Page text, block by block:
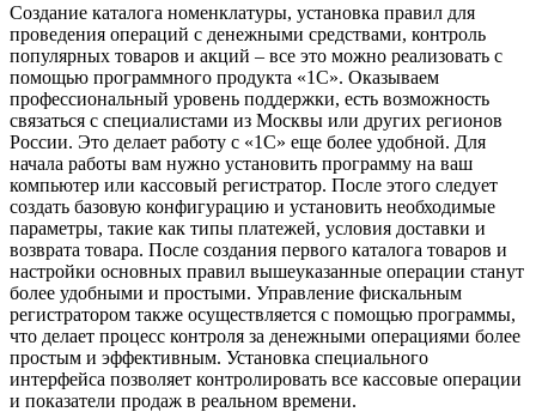
Создание каталога номенклатуры, установка правил для
проведения операций с денежными средствами, контроль
популярных товаров и акций – все это можно реализовать с
помощью программного продукта «1C». Оказываем
профессиональный уровень поддержки, есть возможность
связаться с специалистами из Москвы или других регионов
России. Это делает работу с «1C» еще более удобной. Для
начала работы вам нужно установить программу на ваш
компьютер или кассовый регистратор. После этого следует
создать базовую конфигурацию и установить необходимые
параметры, такие как типы платежей, условия доставки и
возврата товара. После создания первого каталога товаров и
настройки основных правил вышеуказанные операции станут
более удобными и простыми. Управление фискальным
регистратором также осуществляется с помощью программы,
что делает процесс контроля за денежными операциями более
простым и эффективным. Установка специального
интерфейса позволяет контролировать все кассовые операции
и показатели продаж в реальном времени.